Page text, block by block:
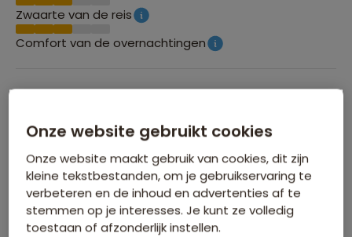
Zwaarte van de reis
Comfort van de overnachtingen
Groepsgrootte
Maximaal 26 personen
Onze website gebruikt cookies
Onze website maakt gebruik van cookies, dit zijn
kleine tekstbestanden, om je gebruikservaring te
verbeteren en de inhoud en advertenties af te
stemmen op je interesses. Je kunt ze volledig
toestaan of afzonderlijk instellen.